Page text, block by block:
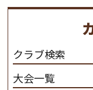
さと魅力を追求
だわります。 私
ンプ乗馬クラブ九
クラブ検索
大会一覧